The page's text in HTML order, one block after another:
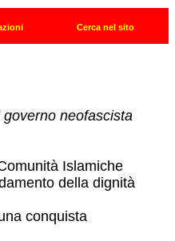
neofascista
Islamiche
della dignità
conquista